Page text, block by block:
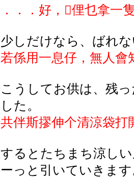
．．．好， 俚乜拿一
少しだけなら、ばれ
若係用一息仔，無人會
こうしてお供は、残
した。
共伴斯摎伸个清涼袋打
するとたちまち涼し
ーっと引いていきま